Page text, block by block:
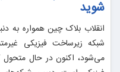
شوید
انقلاب بلاک چین همواره به
می‌شود، اکنون در حال